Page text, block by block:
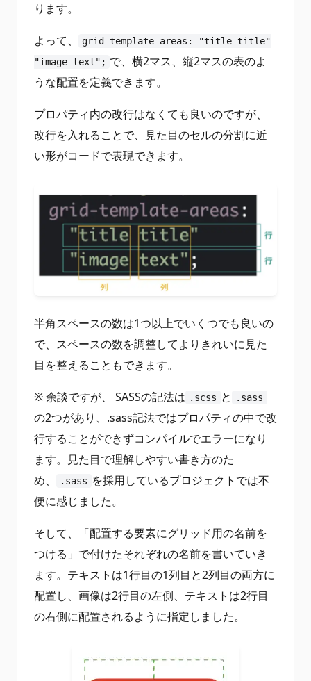
ります。
よって、
grid-template-areas: "title title"
"image text"; で、横2マス、縦2マスの表のよ
うな配置を定義できます。
プロパティ内の改行はなくても良いのですが、
改行を入れることで、見た目のセルの分割に近
い形がコードで表現できます。
半角スペースの数は1つ以上でいくつでも良いの
で、スペースの数を調整してよりきれいに見た
目を整えることもできます。
※ 余談ですが、 SASSの記法は .scss と .sass
の2つがあり、.sass記法ではプロパティの中で改
行することができずコンパイルでエラーになり
ます。見た目で理解しやすい書き方のた
め、
.sass を採用しているプロジェクトでは不
便に感じました。
そして、「配置する要素にグリッド用の名前を
つける」で付けたそれぞれの名前を書いていき
ます。テキストは1行目の1列目と2列目の両方に
配置し、画像は2行目の左側、テキストは2行目
の右側に配置されるように指定しました。